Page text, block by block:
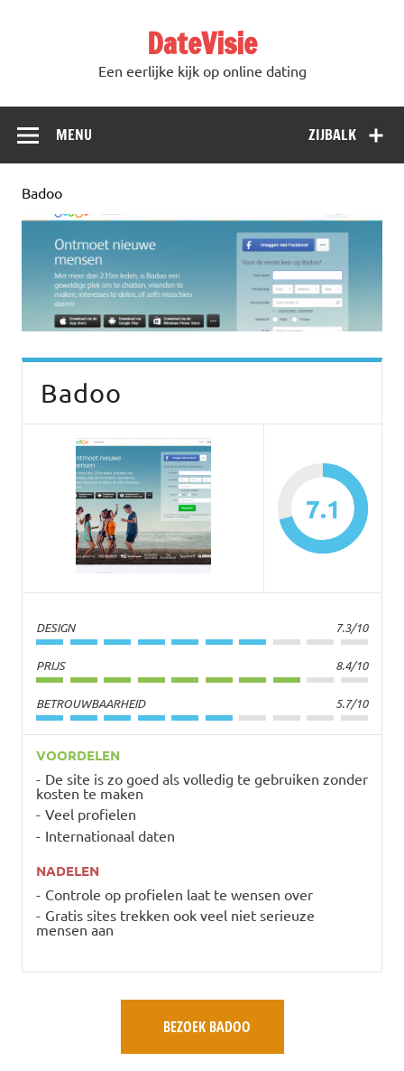
DateVisie
Een eerlijke kijk op online dating
ZIJBALK
MENU
Badoo
Badoo
7.1
DESIGN 7.3/10
PRIJS 8.4/10
BETROUWBAARHEID 5.7/10
VOORDELEN
De site is zo goed als volledig te gebruiken zonder
kosten te maken
Veel profielen
Internationaal daten
NADELEN
Controle op profielen laat te wensen over
Gratis sites trekken ook veel niet serieuze
mensen aan
BEZOEK BADOO